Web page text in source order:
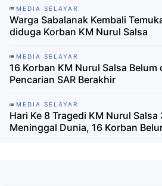
MEDIA SELAYAR
Warga Sabalanak Kembali
diduga Korban KM Nurul Salsa
MEDIA SELAYAR
16 Korban KM Nurul Salsa
Pencarian SAR Berakhir
MEDIA SELAYAR
Hari Ke 8 Tragedi KM Nurul
Meninggal Dunia, 16 Korban